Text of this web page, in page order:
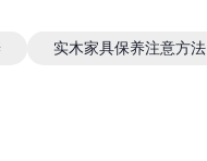
实木家具保养注意方法